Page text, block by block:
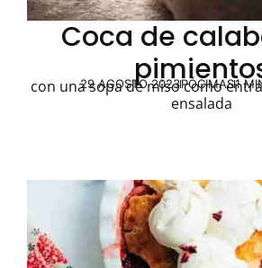
Coca de
29 AGOSTO 2023PÓCIMAS1
con una sopa de miso como
ensalada